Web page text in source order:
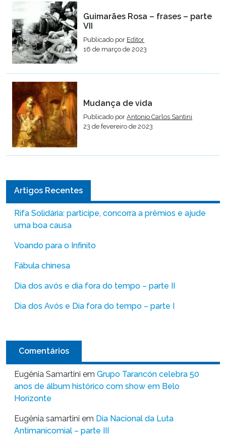
Guimarães Rosa – frases – parte
VII
Publicado por Editor
16 de março de 2023
Mudança de vida
Publicado porAntonio Carlos Santini
23 de fevereiro de 2023
Artigos Recentes
Rifa Solidária: participe, concorra a prêmios e ajude
uma boa causa
Voando para o Infinito
Fábula chinesa
Dia dos avós e dia fora do tempo – parte II
Dia dos Avós e Dia fora do tempo – parte I
Comentários
Eugênia Samartini em Grupo Tarancón celebra 50
anos de álbum histórico com show em Belo
Horizonte
Eugênia samartini em Dia Nacional da Luta
Antimanicomial – parte III